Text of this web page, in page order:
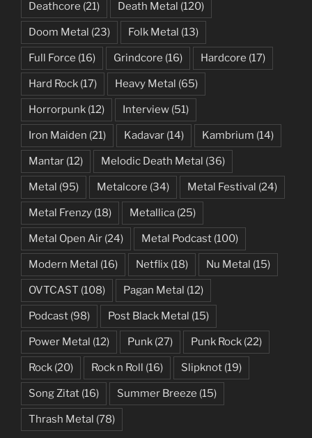
Deathcore (21) Death Metal (120)
Doom Metal (23) Folk Metal (13)
Full Force (16) Grindcore (16) Hardcore (17)
Hard Rock (17) Heavy Metal (65)
Horrorpunk (12) Interview (51)
Iron Maiden (21) Kadavar (14) Kambrium (14)
Mantar (12) Melodic Death Metal (36)
Metal (95) Metalcore (34) Metal Festival (24)
Metal Frenzy (18) Metallica (25)
Metal Open Air (24) Metal Podcast (100)
Modern Metal (16) Netflix (18) Nu Metal (15)
OVTCAST (108) Pagan Metal (12)
Podcast (98) Post Black Metal (15)
Power Metal (12) Punk (27) Punk Rock (22)
Rock (20) Rock n Roll (16) Slipknot (19)
Song Zitat (16) Summer Breeze (15)
Thrash Metal (78)